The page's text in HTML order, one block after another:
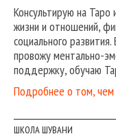
Консультирую на
жизни и отношений,
социального
провожу ментально-
поддержку, обучаю
Подробнее о том, чем
ШКОЛА ШУВАНИ